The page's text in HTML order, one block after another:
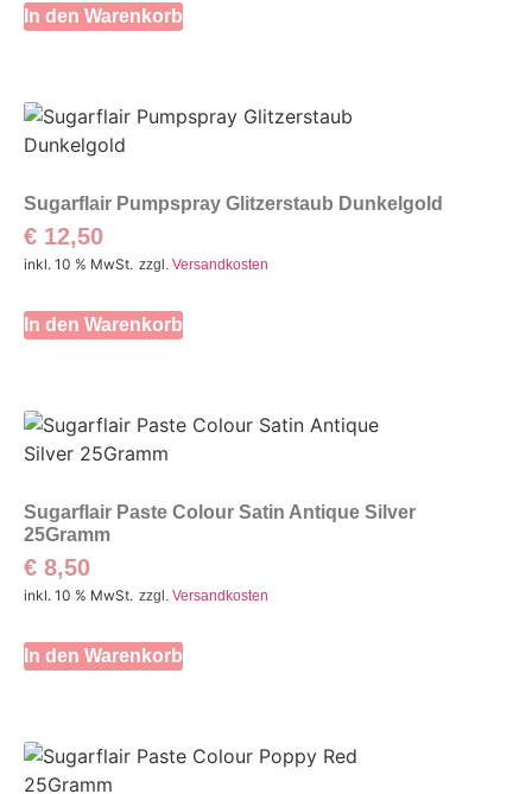
In den Warenkorb
Sugarflair Pumpspray Glitzerstaub Dunkelgold
€ 12,50
inkl. 10 % MwSt. zzgl. Versandkosten
In den Warenkorb
Sugarflair Paste Colour Satin Antique Silver
25Gramm
€ 8,50
inkl. 10 % MwSt. zzgl. Versandkosten
In den Warenkorb